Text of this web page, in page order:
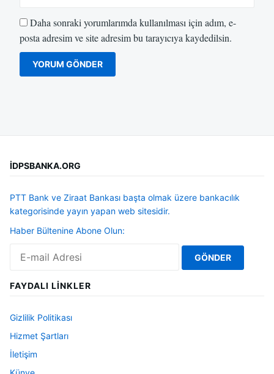
Daha sonraki yorumlarımda kullanılması için adım, e-
posta adresim ve site adresim bu tarayıcıya kaydedilsin.
İDPSBANKA.ORG
PTT Bank ve Ziraat Bankası başta olmak üzere bankacılık
kategorisinde yayın yapan web sitesidir.
Haber Bültenine Abone Olun:
FAYDALI LINKLER
Gizlilik Politikası
Hizmet Şartları
İletişim